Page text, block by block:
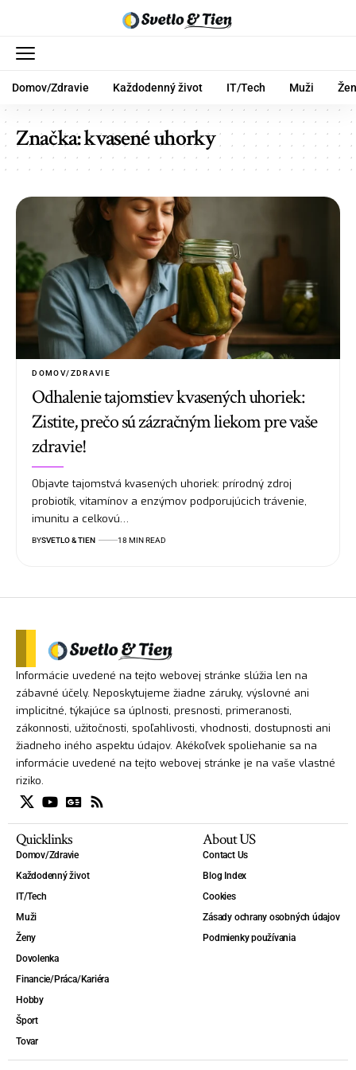
Domov/Zdravie Každodenný život IT/Tech Muži
Značka:kvasené uhorky
DOMOV/ZDRAVIE
Odhalenie tajomstiev kvasených uhoriek:
Zistite, prečo sú zázračným liekom pre vaše
zdravie!
Objavte tajomstvá kvasených uhoriek: prírodný zdroj
probiotík, vitamínov a enzýmov podporujúcich trávenie,
imunitu a celkovú…
BYSVETLO & TIEN 18 MIN READ
Informácie uvedené na tejto webovej stránke slúžia len na
zábavné účely. Neposkytujeme žiadne záruky, výslovné ani
implicitné, týkajúce sa úplnosti, presnosti, primeranosti,
zákonnosti, užitočnosti, spoľahlivosti, vhodnosti, dostupnosti ani
žiadneho iného aspektu údajov. Akékoľvek spoliehanie sa na
informácie uvedené na tejto webovej stránke je na vaše vlastné
riziko.
Quicklinks
Domov/Zdravie
Každodenný život
IT/Tech
Muži
Ženy
Dovolenka
Financie/Práca/Kariéra
Hobby
Šport
Tovar
About US
Contact Us
Blog Index
Cookies
Zásady ochrany osobných údajov
Podmienky používania